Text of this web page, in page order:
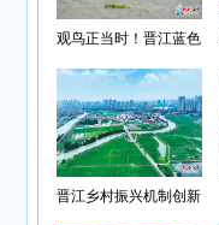
观鸟正当时！晋江蓝色
晋江乡村振兴机制创新